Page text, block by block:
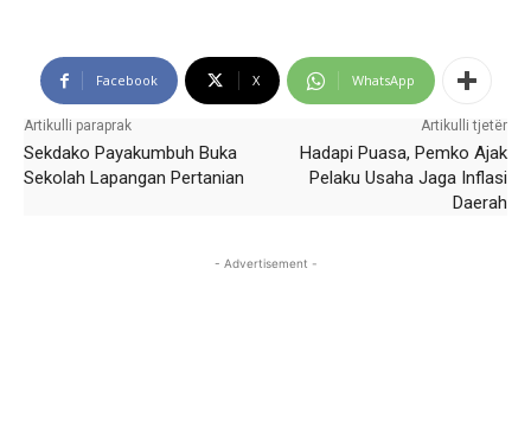
Facebook X WhatsApp
Artikulli paraprak
Sekdako Payakumbuh Buka
Sekolah Lapangan Pertanian
Artikulli tjetër
Hadapi Puasa, Pemko Ajak
Pelaku Usaha Jaga Inflasi
Daerah
- Advertisement -